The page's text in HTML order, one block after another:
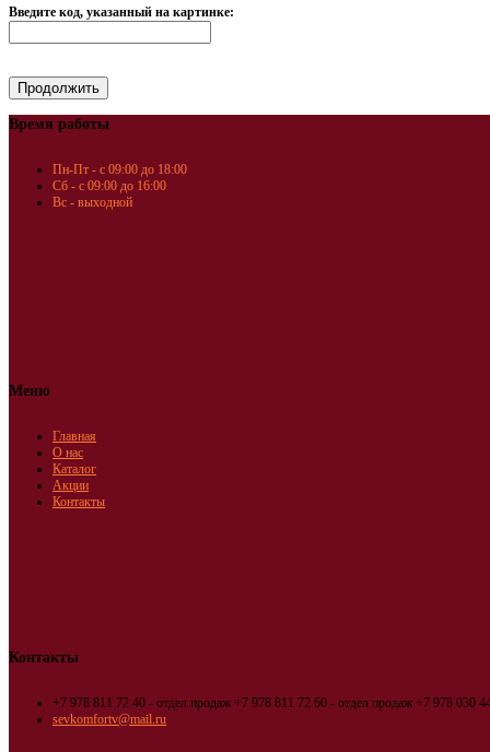
Введите код, указанный на картинке:
Время работы
Пн-Пт - с 09:00 до 18:00
Сб - с 09:00 до 16:00
Вс - выходной
Меню
Главная
О нас
Каталог
Акции
Контакты
Контакты
+7 978 811 72 40 - отдел продаж +7 978 811 72 60 - отдел продаж +7 978 030
sevkomfortv@mail.ru